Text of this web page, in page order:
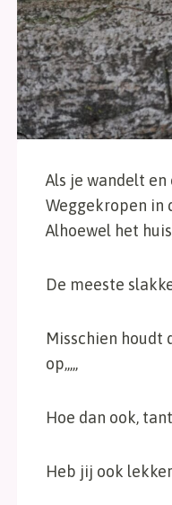
Als je wandelt
Weggekropen in
Alhoewel het
De meeste
Misschien houdt
op,,,,,
Hoe dan ook,
Heb jij ook